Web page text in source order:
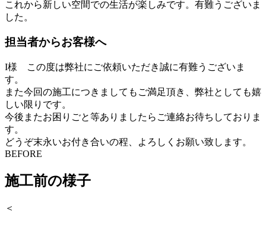
これから新しい空間での生活が楽しみです。有難うございま
した。
担当者からお客様へ
I様 この度は弊社にご依頼いただき誠に有難うございま
す。
また今回の施工につきましてもご満足頂き、弊社としても嬉
しい限りです。
今後またお困りごと等ありましたらご連絡お待ちしておりま
す。
どうぞ末永いお付き合いの程、よろしくお願い致します。
BEFORE
施工前の様子
＜